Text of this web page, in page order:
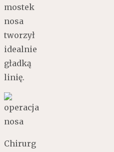
mostek
nosa
tworzył
idealnie
gładką
linię.
Chirurg